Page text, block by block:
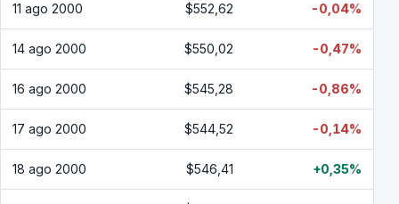
11 ago 2000 $552,62 -0,04%
14 ago 2000 $550,02 -0,47%
16 ago 2000 $545,28 -0,86%
17 ago 2000 $544,52 -0,14%
18 ago 2000 $546,41 +0,35%